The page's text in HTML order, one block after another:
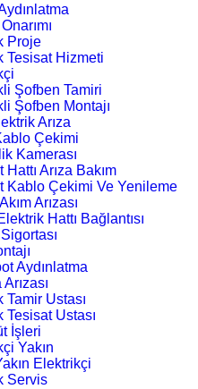
Proje
Tesisat Hizmeti
Şofben Tamiri
Şofben Montajı
Arıza
Çekimi
Kamerası
Arıza Bakım
Kablo Çekimi Ve Yenileme
Arızası
Hattı Bağlantısı
Aydınlatma
Ustası
Tesisat Ustası
İşleri
Yakın
Elektrikçi
Servis